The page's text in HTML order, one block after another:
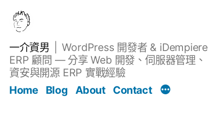
一介資男
WordPress 開發者 & iDempiere
ERP 顧問 — 分享 Web 開發、伺服器管理、
資安與開源 ERP 實戰經驗
Home
Blog About Contact
文章